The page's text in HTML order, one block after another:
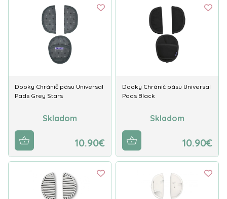
Dooky Chránič pásu Universal
Pads Grey Stars
Skladom
10.90€
Dooky Chránič pásu Universal
Pads Black
Skladom
10.90€